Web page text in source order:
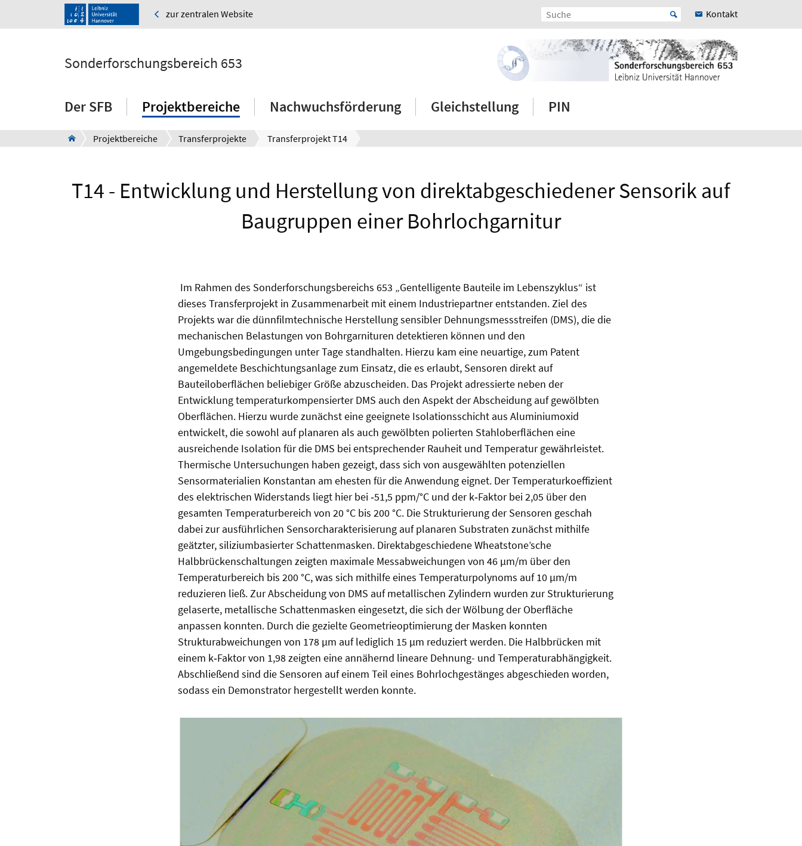
zur zentralen Website Kontakt
Sonderforschungsbereich 653
Der SFB Projektbereiche Nachwuchsförderung Gleichstellung PIN
Projektbereiche Transferprojekte Transferprojekt T14
T14 - Entwicklung und Herstellung von direktabgeschiedener Sensorik auf
Baugruppen einer Bohrlochgarnitur
Im Rahmen des Sonderforschungsbereichs 653 „Gentelligente Bauteile im Lebenszyklus“ ist
dieses Transferprojekt in Zusammenarbeit mit einem Industriepartner entstanden. Ziel des
Projekts war die dünnfilmtechnische Herstellung sensibler Dehnungsmessstreifen (DMS), die die
mechanischen Belastungen von Bohrgarnituren detektieren können und den
Umgebungsbedingungen unter Tage standhalten. Hierzu kam eine neuartige, zum Patent
angemeldete Beschichtungsanlage zum Einsatz, die es erlaubt, Sensoren direkt auf
Bauteiloberflächen beliebiger Größe abzuscheiden. Das Projekt adressierte neben der
Entwicklung temperaturkompensierter DMS auch den Aspekt der Abscheidung auf gewölbten
Oberflächen. Hierzu wurde zunächst eine geeignete Isolationsschicht aus Aluminiumoxid
entwickelt, die sowohl auf planaren als auch gewölbten polierten Stahloberflächen eine
ausreichende Isolation für die DMS bei entsprechender Rauheit und Temperatur gewährleistet.
Thermische Untersuchungen haben gezeigt, dass sich von ausgewählten potenziellen
Sensormaterialien Konstantan am ehesten für die Anwendung eignet. Der Temperaturkoeffizient
des elektrischen Widerstands liegt hier bei ‑51,5 ppm/°C und der k‑Faktor bei 2,05 über den
gesamten Temperaturbereich von 20 °C bis 200 °C. Die Strukturierung der Sensoren geschah
dabei zur ausführlichen Sensorcharakterisierung auf planaren Substraten zunächst mithilfe
geätzter, siliziumbasierter Schattenmasken. Direktabgeschiedene Wheatstone’sche
Halbbrückenschaltungen zeigten maximale Messabweichungen von 46 µm/m über den
Temperaturbereich bis 200 °C, was sich mithilfe eines Temperaturpolynoms auf 10 µm/m
reduzieren ließ. Zur Abscheidung von DMS auf metallischen Zylindern wurden zur Strukturierung
gelaserte, metallische Schattenmasken eingesetzt, die sich der Wölbung der Oberfläche
anpassen konnten. Durch die gezielte Geometrieoptimierung der Masken konnten
Strukturabweichungen von 178 µm auf lediglich 15 µm reduziert werden. Die Halbbrücken mit
einem k‑Faktor von 1,98 zeigten eine annähernd lineare Dehnung- und Temperaturabhängigkeit.
Abschließend sind die Sensoren auf einem Teil eines Bohrlochgestänges abgeschieden worden,
sodass ein Demonstrator hergestellt werden konnte.